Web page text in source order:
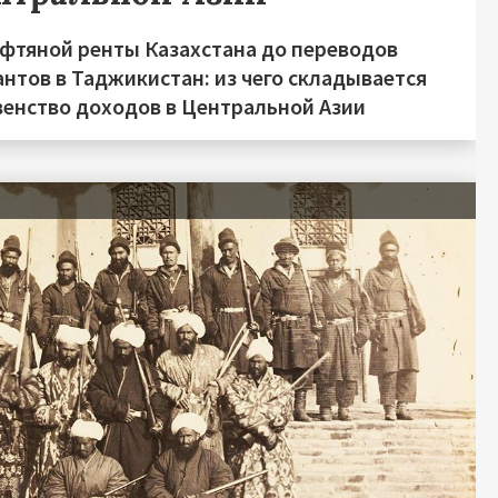
ренты Казахстана до переводов
в Таджикистан: из чего складывается
доходов в Центральной Азии